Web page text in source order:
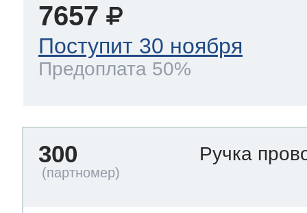
7657
Поступит 30 ноября
Предоплата 50%
300 Ручка